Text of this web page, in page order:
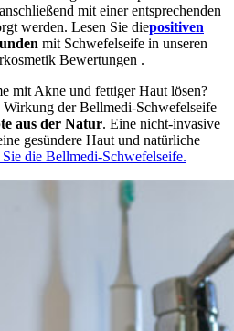
mit einer entsprechenden
werden. Lesen Sie diepositiven
mit Schwefelseife in unseren
Bewertungen .
mit Akne und fettiger Haut lösen?
Wirkung der Bellmedi-Schwefelseife
aus der Natur. Eine nicht-invasive
gesündere Haut und natürliche
die Bellmedi-Schwefelseife.